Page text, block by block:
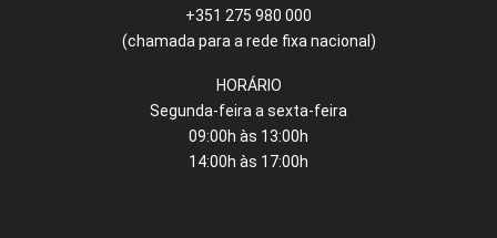
+351 275 980 000
(chamada para a rede fixa nacional)
HORÁRIO
Segunda-feira a sexta-feira
09:00h às 13:00h
14:00h às 17:00h